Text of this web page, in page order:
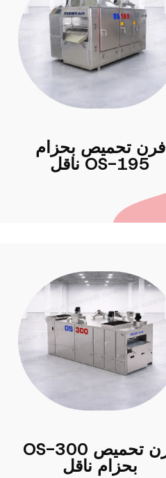
فرن تحميص بحزام
ناقل OS-195
OS-300 فرن تحميص
بحزام ناقل